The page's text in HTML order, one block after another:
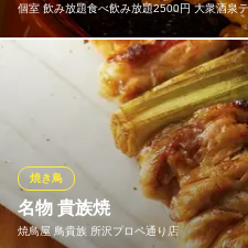
西武新宿線新所沢駅 徒歩7分
埼玉県所沢市緑町4-8-21
個室 飲み放題食べ飲み放題2500円 大衆酒泉
テルマエの看板名物！しっかり
品。やみつきになるおいしさを
合わせても300円以内ととにか
個室 飲み放題食べ飲み放題
本格和食居酒屋
西武新宿線所沢駅 徒歩4分
埼玉県所沢市日吉町8-3 三上ビル2F
名物 貴族焼
焼鳥屋 鳥貴族 所沢プロペ通り店
焼き鳥